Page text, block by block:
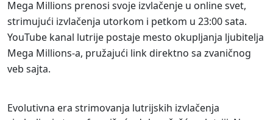
Mega Millions prenosi svoje izvlačenje u online svet,
strimujući izvlačenja utorkom i petkom u 23:00 sata.
YouTube kanal lutrije postaje mesto okupljanja ljubitelja
Mega Millions-a, pružajući link direktno sa zvaničnog
veb sajta.
Evolutivna era strimovanja lutrijskih izvlačenja